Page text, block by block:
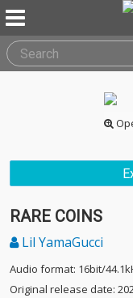
RARE COINS
Lil YamaGucci
Audio format: 16bit/
Original release date: